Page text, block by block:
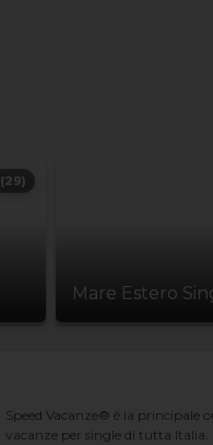
(29)
Mare Estero
Speed Vacanze® è la principale
vacanze per single di tutta Italia.